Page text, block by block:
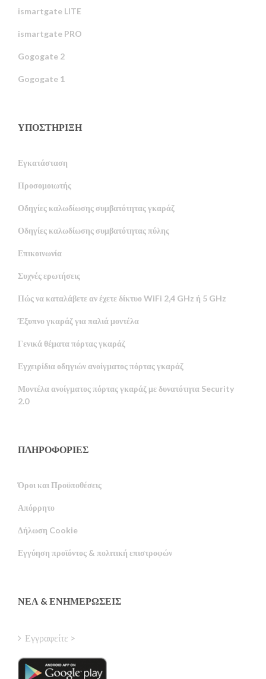
ismartgate LITE
ismartgate PRO
Gogogate 2
Gogogate 1
ΥΠΟΣΤΉΡΙΞΗ
Εγκατάσταση
Προσομοιωτής
Οδηγίες καλωδίωσης συμβατότητας γκαράζ
Οδηγίες καλωδίωσης συμβατότητας πύλης
Επικοινωνία
Συχνές ερωτήσεις
Πώς να καταλάβετε αν έχετε δίκτυο WiFi 2,4 GHz ή 5 GHz
Έξυπνο γκαράζ για παλιά μοντέλα
Γενικά θέματα πόρτας γκαράζ
Εγχειρίδια οδηγιών ανοίγματος πόρτας γκαράζ
Μοντέλα ανοίγματος πόρτας γκαράζ με δυνατότητα Security
2.0
ΠΛΗΡΟΦΟΡΙΕΣ
Όροι και Προϋποθέσεις
Απόρρητο
Δήλωση Cookie
Εγγύηση προϊόντος & πολιτική επιστροφών
ΝΈΑ & ΕΝΗΜΕΡΏΣΕΙΣ
Εγγραφείτε >